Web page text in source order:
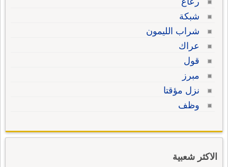
شبكة
شراب الليمون
عراك
قول
مبرز
نزل مؤقتا
وظف
الاكثر شعبية